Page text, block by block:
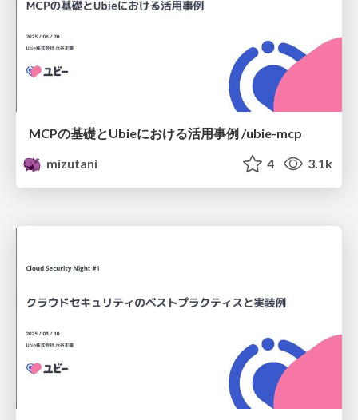
MCPの基礎とUbieにおける活用事例 /ubie-mcp
mizutani
4 3.1k